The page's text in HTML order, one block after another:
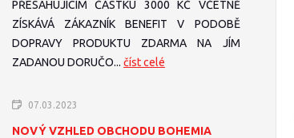
PŘESAHUJÍCÍM ČÁSTKU 3000 KČ VČETNĚ
ZÍSKÁVÁ ZÁKAZNÍK BENEFIT V PODOBĚ
DOPRAVY PRODUKTU ZDARMA NA JÍM
ZADANOU DORUČO... číst celé
07.03.2023
NOVÝ VZHLED OBCHODU BOHEMIA